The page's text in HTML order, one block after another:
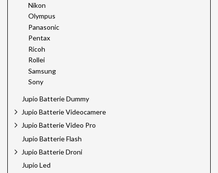
Nikon
Olympus
Panasonic
Pentax
Ricoh
Rollei
Samsung
Sony
Jupio Batterie Dummy
Jupio Batterie Videocamere
Jupio Batterie Video Pro
Jupio Batterie Flash
Jupio Batterie Droni
Jupio Led